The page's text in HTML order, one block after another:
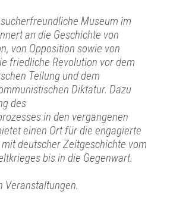
Museum im
an die Geschichte von
von Opposition sowie von
friedliche Revolution vor dem
Teilung und dem
Diktatur. Dazu
des
in den vergangenen
einen Ort für die engagierte
deutscher Zeitgeschichte vom
bis in die Gegenwart.
Veranstaltungen.